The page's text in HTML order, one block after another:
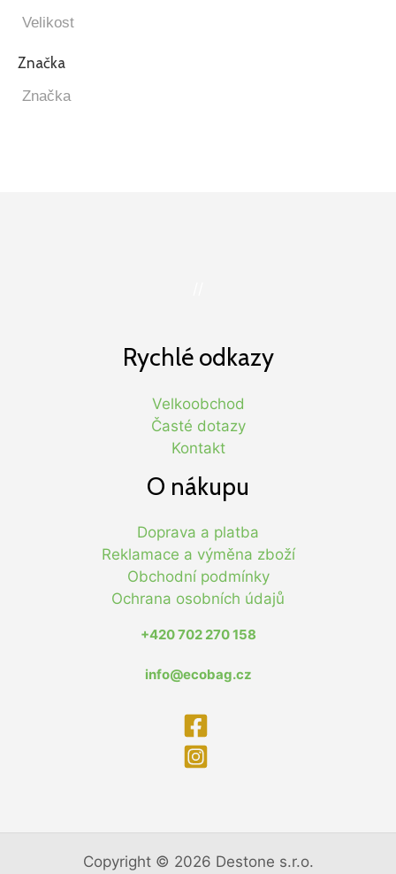
Značka
Rychlé odkazy
Velkoobchod
Časté dotazy
Kontakt
O nákupu
Doprava a platba
Reklamace a výměna zboží
Obchodní podmínky
Ochrana osobních údajů
+420 702 270 158
info@ecobag.cz
Copyright © 2026 Destone s.r.o.